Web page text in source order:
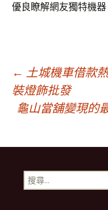
優良瞭解網友獨特機器
文
章
導
航
← 土城機車借款
裝燈飾批發
龜山當舖變現的
搜
尋